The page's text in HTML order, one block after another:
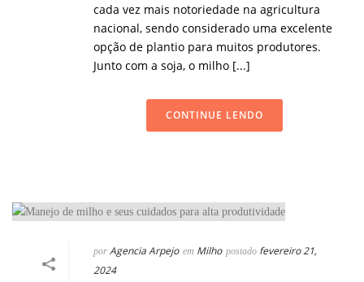
cada vez mais notoriedade na agricultura
nacional, sendo considerado uma excelente
opção de plantio para muitos produtores.
Junto com a soja, o milho [...]
CONTINUE LENDO
por Agencia Arpejo em Milho postado fevereiro 21,
2024